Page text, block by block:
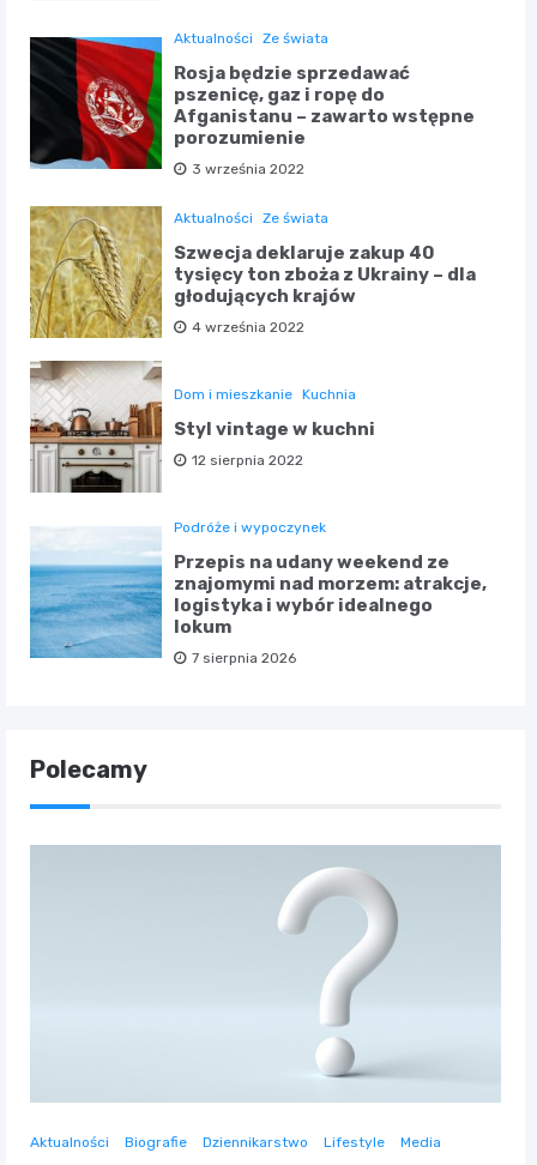
Aktualności Ze świata
Rosja będzie sprzedawać
pszenicę, gaz i ropę do
Afganistanu – zawarto wstępne
porozumienie
3 września 2022
Aktualności Ze świata
Szwecja deklaruje zakup 40
tysięcy ton zboża z Ukrainy – dla
głodujących krajów
4 września 2022
Dom i mieszkanie Kuchnia
Styl vintage w kuchni
12 sierpnia 2022
Podróże i wypoczynek
Przepis na udany weekend ze
znajomymi nad morzem: atrakcje,
logistyka i wybór idealnego
lokum
7 sierpnia 2026
Polecamy
Aktualności Biografie Dziennikarstwo Lifestyle Media